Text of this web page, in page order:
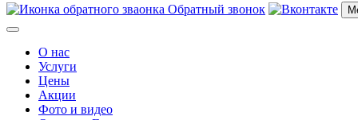
Обратный звонок
Меню
О нас
Услуги
Цены
Акции
Фото и видео